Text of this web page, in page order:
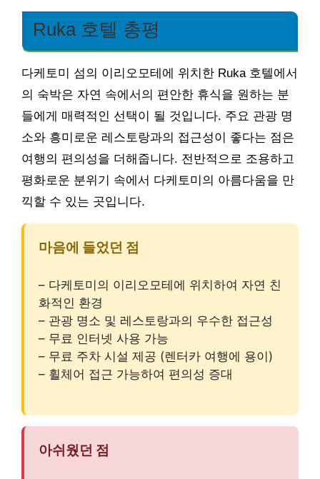
Ruka 호텔 총평
다케토미 섬의 이리오모테에 위치한 Ruka 호텔에서
의 숙박은 자연 속에서의 편안한 휴식을 원하는 분
들에게 매력적인 선택이 될 것입니다. 주요 관광 명
소와 흥미로운 레스토랑과의 접근성이 좋다는 점은
여행의 편의성을 더해줍니다. 전반적으로 조용하고
평화로운 분위기 속에서 다케토미의 아름다움을 만
끽할 수 있는 곳입니다.
마음에 들었던 점
– 다케토미의 이리오모테에 위치하여 자연 친
화적인 환경
– 관광 명소 및 레스토랑과의 우수한 접근성
– 무료 인터넷 사용 가능
– 무료 주차 시설 제공 (렌터카 여행에 용이)
– 휠체어 접근 가능하여 편의성 증대
아쉬웠던 점